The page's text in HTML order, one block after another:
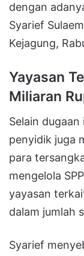
dengan
Syarief
Kejagung,
Yayasan
Miliaran
Selain
penyidik juga
para
mengelola
yayasan
dalam jumlah
Syarief